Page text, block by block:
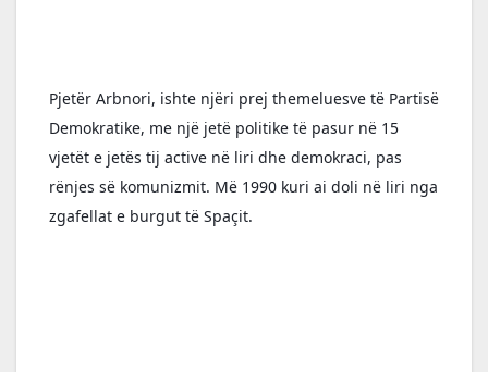
Pjetër Arbnori, ishte njëri prej themeluesve të Partisë
Demokratike, me një jetë politike të pasur në 15
vjetët e jetës tij active në liri dhe demokraci, pas
rënjes së komunizmit. Më 1990 kuri ai doli në liri nga
zgafellat e burgut të Spaçit.